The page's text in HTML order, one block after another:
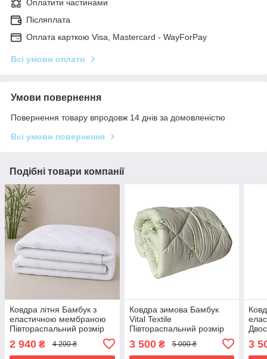
Оплатити частинами
Післяплата
Оплата карткою Visa, Mastercard - WayForPay
Всі умови оплати
Умови повернення
Повернення товару впродовж 14 днів за домовленістю
Всі умови повернення
Подібні товари компанії
Ковдра літня Бамбук з
еластичною мембраною
Півтораспальний розмір
2 940 ₴ 4 200 ₴
Ковдра зимова Бамбук
Vital Textile
Півтораспальний розмір
3 500₴ 5 000 ₴ 3